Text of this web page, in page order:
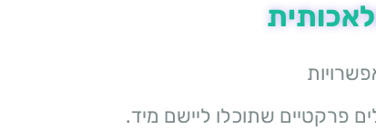
פרקטיים שתוכלו ליישם מיד.